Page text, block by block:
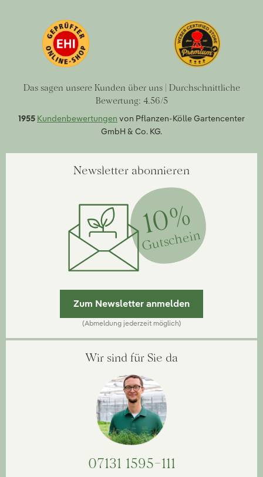
Das sagen unsere Kunden über uns | Durchschnittliche
Bewertung: 4.56/5
1955 Kundenbewertungen von Pflanzen-Kölle Gartencenter
GmbH & Co. KG.
Newsletter abonnieren
10%
Gutschein
Zum Newsletter anmelden
(Abmeldung jederzeit möglich)
Wir sind für Sie da
07131 1595-111